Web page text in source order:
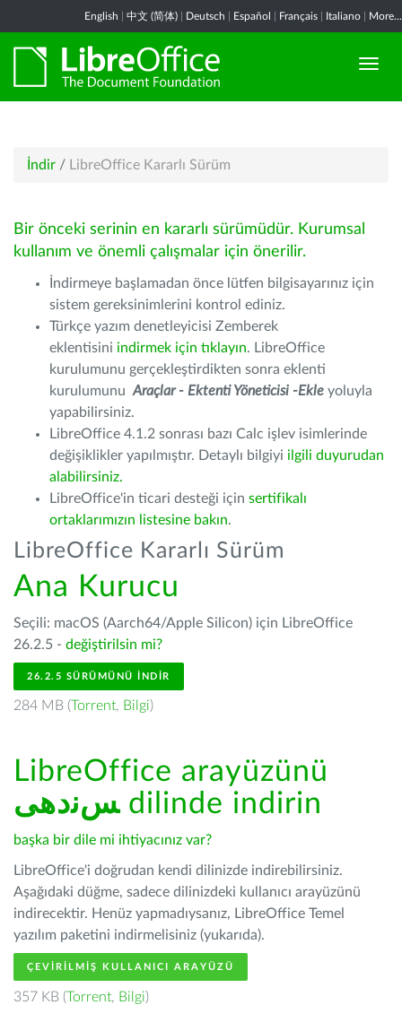
English 中文 (简体) Deutsch Español Français Italiano More...
İndir / LibreOffice Kararlı Sürüm
Bir önceki serinin en kararlı sürümüdür. Kurumsal
kullanım ve önemli çalışmalar için önerilir.
İndirmeye başlamadan önce lütfen bilgisayarınız için
sistem gereksinimlerini kontrol ediniz.
Türkçe yazım denetleyicisi Zemberek
eklentisini indirmek için tıklayın. LibreOffice
kurulumunu gerçekleştirdikten sonra eklenti
kurulumunu Araçlar - Ektenti Yöneticisi -Ekle yoluyla
yapabilirsiniz.
LibreOffice 4.1.2 sonrası bazı Calc işlev isimlerinde
değişiklikler yapılmıştır. Detaylı bilgiyi ilgili duyurudan
alabilirsiniz.
LibreOffice'in ticari desteği için sertifikalı
ortaklarımızın listesine bakın.
LibreOffice Kararlı Sürüm
Ana Kurucu
Seçili: macOS (Aarch64/Apple Silicon) için LibreOffice
26.2.5 - değiştirilsin mi?
26.2.5 SÜRÜMÜNÜ İNDIR
284 MB (Torrent, Bilgi)
LibreOffice arayüzünü
ﺲﻧﺩھیdilinde indirin
başka bir dile mi ihtiyacınız var?
LibreOffice'i doğrudan kendi dilinizde indirebilirsiniz.
Aşağıdaki düğme, sadece dilinizdeki kullanıcı arayüzünü
indirecektir. Henüz yapmadıysanız, LibreOffice Temel
yazılım paketini indirmelisiniz (yukarıda).
ÇEVIRILMIŞ KULLANICI ARAYÜZÜ
357 KB (Torrent, Bilgi)